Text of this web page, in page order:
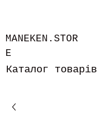
MANEKEN.STOR
E
Каталог товарів